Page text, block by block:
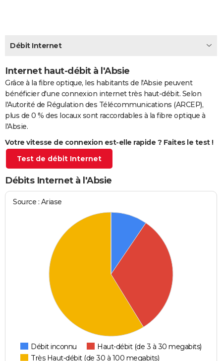
CARTE DE VOEUX
Carte de Noël
Carte Bonne année
Carte Saint-Valentin
Carte Pâques
Carte d'anniversaire
DICTIONNAIRE
PROGRAMME TV
S'inscrire
Se connecter
Lycées
Collèges
Primaires
Universités
Entreprises
Service militaire
Avis de recherche
Bricolage
Lifestyle
Culture
Sport
Auto
Television
Voyage
Cinema
Débit Internet
Internet haut-débit à l'Absie
Grâce à la fibre optique, les habitants de l'Absie peuvent
bénéficier d'une connexion internet très haut-débit. Selon
l'Autorité de Régulation des Télécommunications (ARCEP),
plus de 0 % des locaux sont raccordables à la fibre optique à
l'Absie.
Votre vitesse de connexion est-elle rapide ? Faites le test !
Test de débit Internet
Débits Internet à l'Absie
Source : Ariase
Débit inconnu
Haut-débit (de 3 à 30 megabits)
Très Haut-débit (de 30 à 100 megabits)